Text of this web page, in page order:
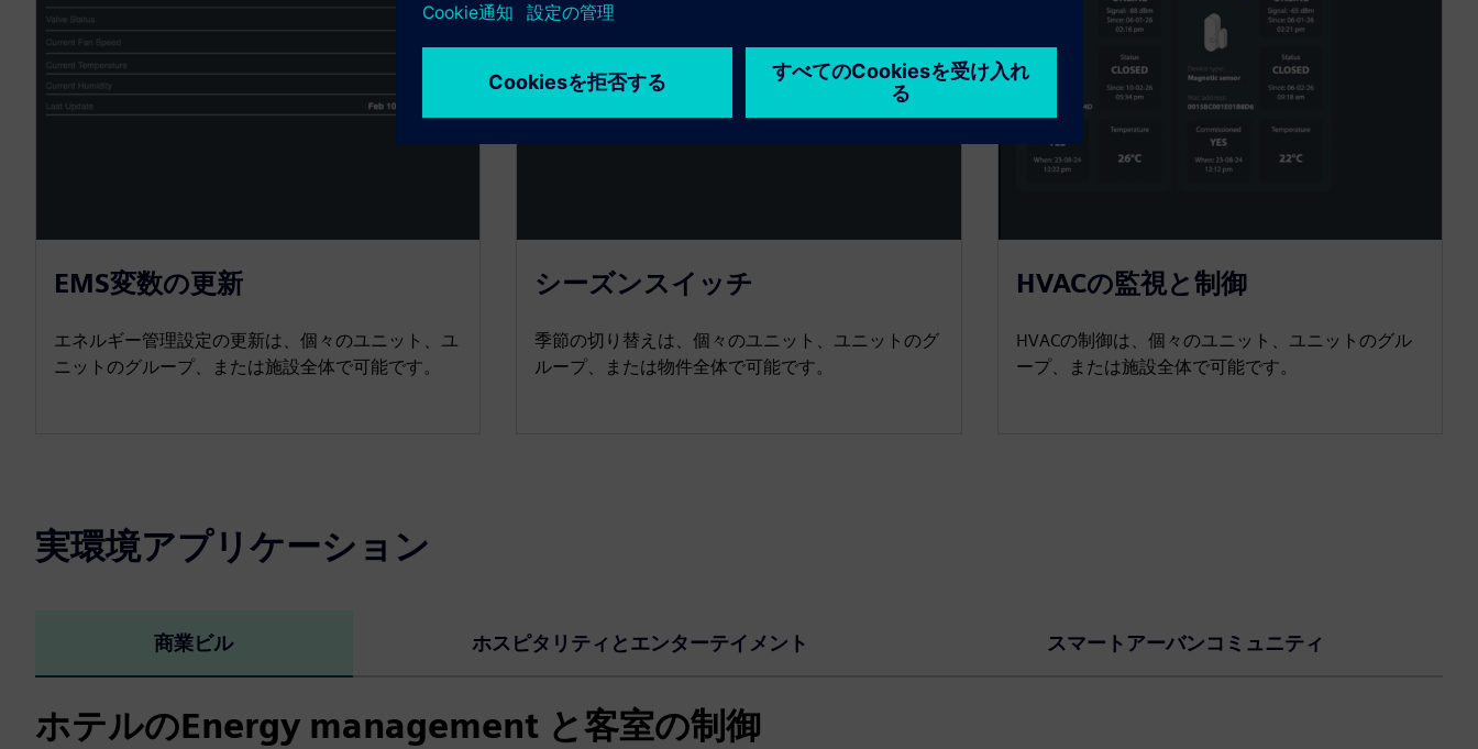
EMS変数の更新
エネルギー管理設定の更新は、個々のユニット、ユ
ニットのグループ、または施設全体で可能です。
シーズンスイッチ
季節の切り替えは、個々のユニット、ユニットのグ
ループ、または物件全体で可能です。
HVACの監視と制御
HVACの制御は、個々のユニット、ユニットのグル
ープ、または施設全体で可能です。
実環境アプリケーション
商業ビル ホスピタリティとエンターテイメント スマートアーバンコミュニティ
ホテルのEnergy management と客室の制御